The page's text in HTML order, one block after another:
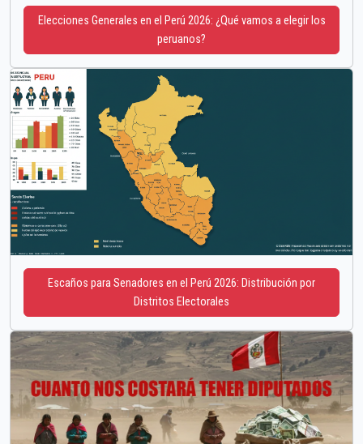
Elecciones Generales en el Perú 2026: ¿Qué vamos a elegir los
peruanos?
Escaños para Senadores en el Perú 2026: Distribución por
Distritos Electorales